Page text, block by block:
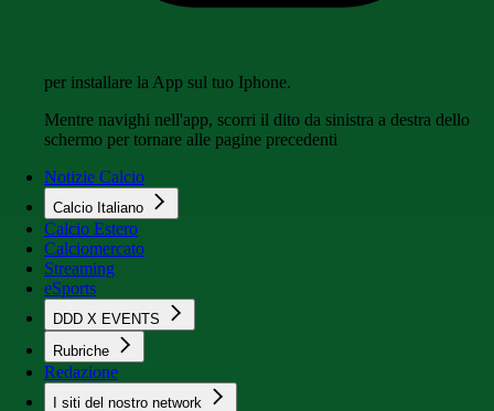
per installare la App sul tuo Iphone.
Mentre navighi nell'app, scorri il dito da sinistra a destra dello
schermo per tornare alle pagine precedenti
Notizie Calcio
Calcio Italiano
Calcio Estero
Calciomercato
Streaming
eSports
DDD X EVENTS
Rubriche
Redazione
I siti del nostro network